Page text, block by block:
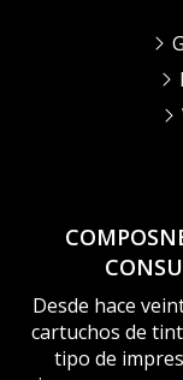
Desde hace
cartuchos de
tipo de